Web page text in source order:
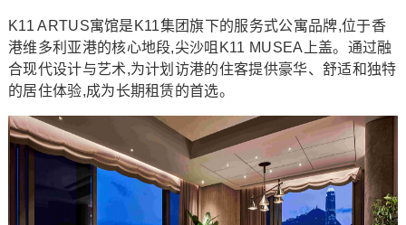
K11 ARTUS寓馆是K11集团旗下的服务式公寓品牌,位于香
港维多利亚港的核心地段,尖沙咀K11 MUSEA上盖。通过融
合现代设计与艺术,为计划访港的住客提供豪华、舒适和独特
的居住体验,成为长期租赁的首选。